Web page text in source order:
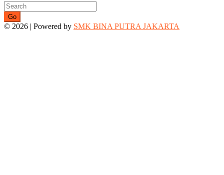
Go
© 2026 | Powered by SMK BINA PUTRA JAKARTA